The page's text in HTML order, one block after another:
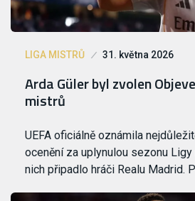
LIGA MISTRŮ 31. května 2026
Arda Güler byl zvolen
mistrů
UEFA oficiálně oznámila
ocenění za uplynulou sezonu
nich připadlo hráči Realu Madrid.